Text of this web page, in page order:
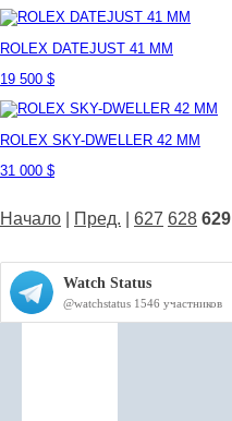
ROLEX DATEJUST 41 MM
19 500 $
ROLEX SKY-DWELLER 42 MM
31 000 $
Начало Пред. 627 628 629